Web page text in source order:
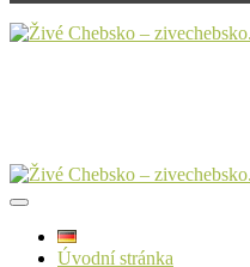
Úvodní stránka